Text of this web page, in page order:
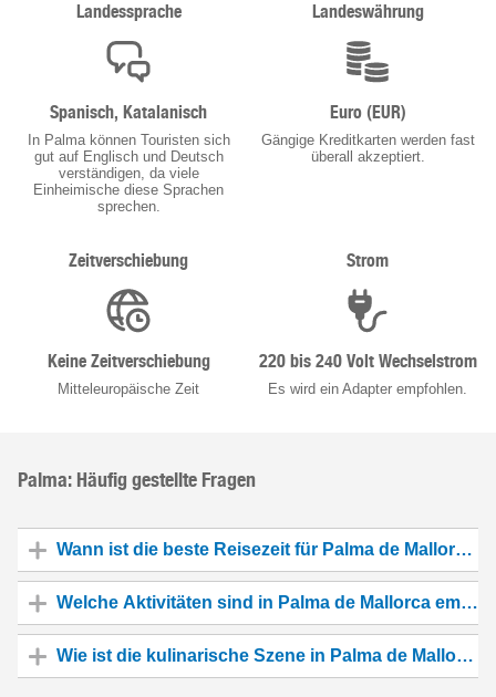
Landessprache
Spanisch, Katalanisch
In Palma können Touristen sich
gut auf Englisch und Deutsch
verständigen, da viele
Einheimische diese Sprachen
sprechen.
Landeswährung
Euro (EUR)
Gängige Kreditkarten werden fast
überall akzeptiert.
Zeitverschiebung
Keine Zeitverschiebung
Mitteleuropäische Zeit
Strom
220 bis 240 Volt Wechselstrom
Es wird ein Adapter empfohlen.
Palma: Häufig gestellte Fragen
Wann ist die beste Reisezeit für Palma de Mallorca?
Welche Aktivitäten sind in Palma de Mallorca
Wie ist die kulinarische Szene in Palma de Mallorca?